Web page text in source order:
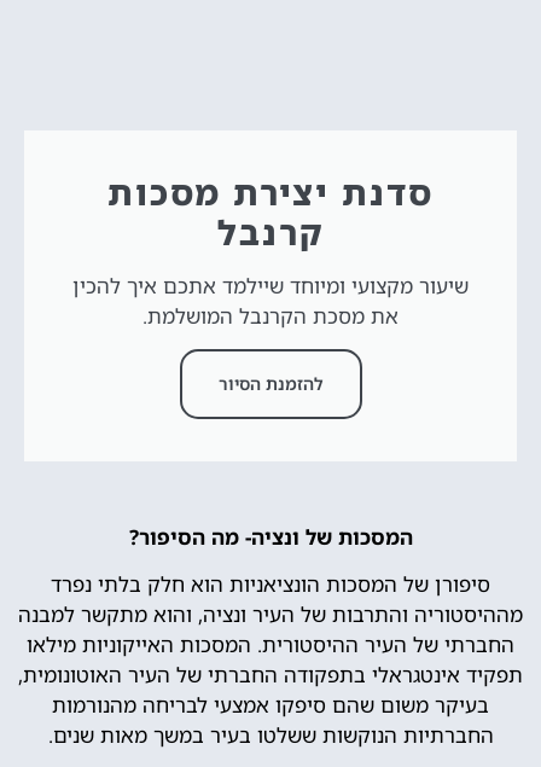
סדנת יצירת מסכות
קרנבל
שיעור מקצועי ומיוחד שיילמד אתכם איך להכין
את מסכת הקרנבל המושלמת.
להזמנת הסיור
המסכות של ונציה- מה הסיפור?
סיפורן של המסכות הונציאניות הוא חלק בלתי נפרד
מההיסטוריה והתרבות של העיר ונציה, והוא מתקשר למבנה
החברתי של העיר ההיסטורית. המסכות האייקוניות מילאו
תפקיד אינטגראלי בתפקודה החברתי של העיר האוטונומית,
בעיקר משום שהם סיפקו אמצעי לבריחה מהנורמות
החברתיות הנוקשות ששלטו בעיר במשך מאות שנים.